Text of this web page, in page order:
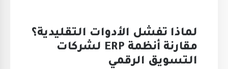
لماذا تفشل الأدوات التقليدية؟
مقارنة أنظمة ERP لشركات
التسويق الرقمي